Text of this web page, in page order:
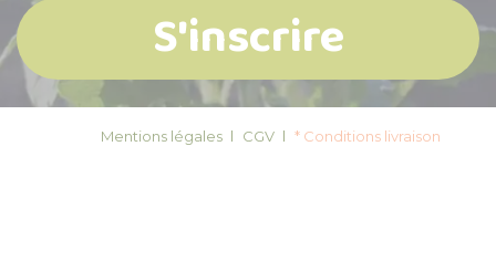
S'inscrire
Mentions légales CGV * Conditions livraison